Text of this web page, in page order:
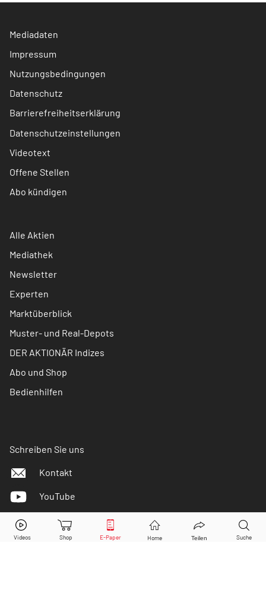
Mediadaten
Impressum
Nutzungsbedingungen
Datenschutz
Barrierefreiheitserklärung
Datenschutzeinstellungen
Videotext
Offene Stellen
Abo kündigen
Alle Aktien
Mediathek
Newsletter
Experten
Marktüberblick
Muster- und Real-Depots
DER AKTIONÄR Indizes
Abo und Shop
Bedienhilfen
Schreiben Sie uns
Kontakt
YouTube
Instagram
Facebook